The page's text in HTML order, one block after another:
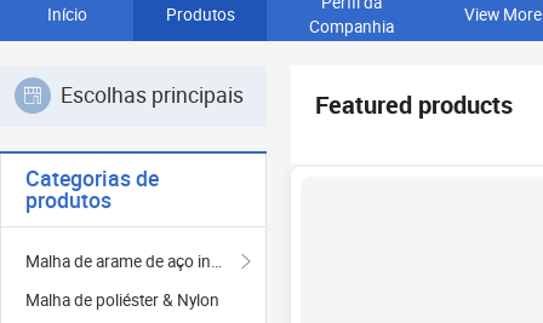
Início Produtos
Companhia
View More
Escolhas principais
Categorias de
produtos
Malha de poliéster & Nylon
Featured products